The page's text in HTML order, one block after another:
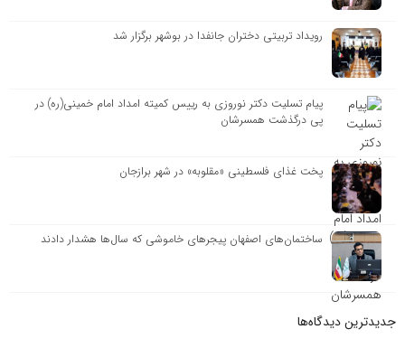
رویداد تربیتی دختران جانفدا در بوشهر برگزار شد
پیام تسلیت دکتر نوروزی به رییس کمیته امداد امام خمینی(ره) در
پی درگذشت همسرشان
پخت غذای فلسطینی «مقلوبه» در شهر برازجان
ساختمان‌های اصفهان پیجرهای خاموشی که سال‌ها هشدار دادند
جدیدترین دیدگاه‌‌ها